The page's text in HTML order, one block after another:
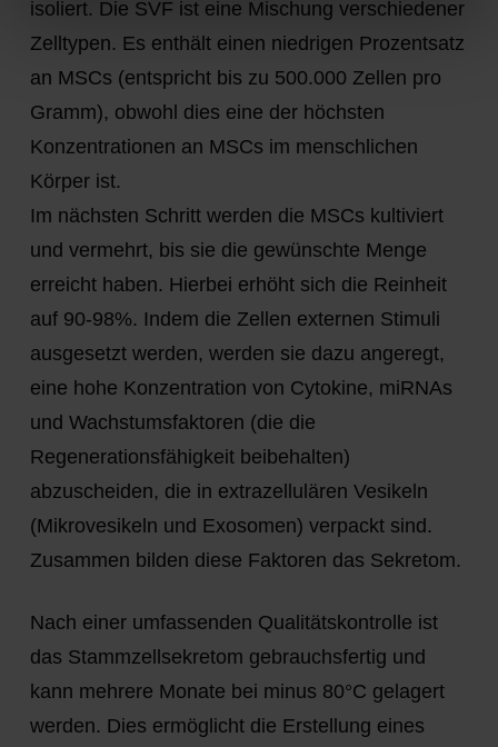
isoliert. Die SVF ist eine Mischung verschiedener
Zelltypen. Es enthält einen niedrigen Prozentsatz
an MSCs (entspricht bis zu 500.000 Zellen pro
Gramm), obwohl dies eine der höchsten
Konzentrationen an MSCs im menschlichen
Körper ist.
Im nächsten Schritt werden die MSCs kultiviert
und vermehrt, bis sie die gewünschte Menge
erreicht haben. Hierbei erhöht sich die Reinheit
auf 90-98%. Indem die Zellen externen Stimuli
ausgesetzt werden, werden sie dazu angeregt,
eine hohe Konzentration von Cytokine, miRNAs
und Wachstumsfaktoren (die die
Regenerationsfähigkeit beibehalten)
abzuscheiden, die in extrazellulären Vesikeln
(Mikrovesikeln und Exosomen) verpackt sind.
Zusammen bilden diese Faktoren das Sekretom.
Nach einer umfassenden Qualitätskontrolle ist
das Stammzellsekretom gebrauchsfertig und
kann mehrere Monate bei minus 80°C gelagert
werden. Dies ermöglicht die Erstellung eines